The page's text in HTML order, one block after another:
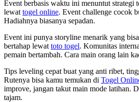
Event berbasis waktu ini menuntut strategi
lewat togel online. Event challenge cocok
Hadiahnya biasanya sepadan.
Event ini punya storyline menarik yang
bertahap lewat toto togel. Komunitas
pemain bertambah. Cara main orang lain
Tips leveling cepat buat yang anti ribet,
Rutenya bisa kamu temukan di Togel
improve, jangan takut main mode latihan.
tajam.